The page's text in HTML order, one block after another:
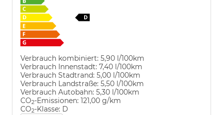
Verbrauch kombiniert: 5,90 l/100km
Verbrauch Innenstadt: 7,40 l/100km
Verbrauch Stadtrand: 5,00 l/100km
Verbrauch Landstraße: 5,50 l/100km
Verbrauch Autobahn: 5,30 l/100km
CO2-Emissionen: 121,00 g/km
CO2-Klasse: D